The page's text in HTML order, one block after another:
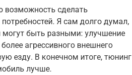
возможность сделать
Я сам долго думал,
быть разными: улучшение
агрессивного внешнего
езду. В конечном итоге, тюнинг
лучше.